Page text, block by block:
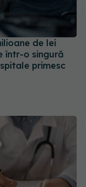
de lei
într-o singură
primesc